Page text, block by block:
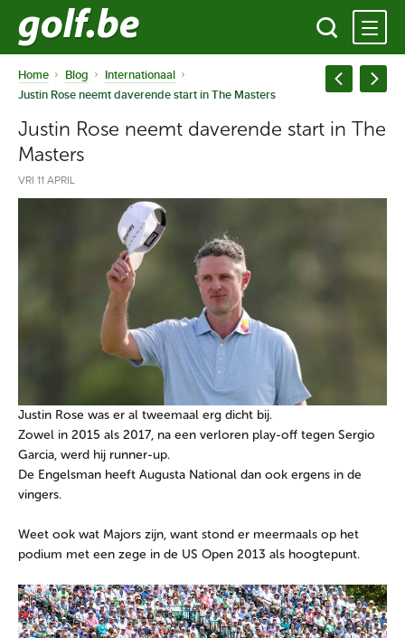
Home Blog
Internationaal
Justin Rose neemt daverende start in The Masters
Justin Rose neemt daverende start in The
Masters
VRI 11 APRIL
Justin Rose was er al tweemaal erg dicht bij.
Zowel in 2015 als 2017, na een verloren play-off tegen Sergio
Garcia, werd hij runner-up.
De Engelsman heeft Augusta National dan ook ergens in de
vingers.
Weet ook wat Majors zijn, want stond er meermaals op het
podium met een zege in de US Open 2013 als hoogtepunt.